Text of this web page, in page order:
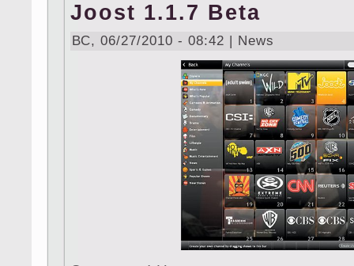
Joost 1.1.7 Beta
ВС, 06/27/2010 - 08:42 | News